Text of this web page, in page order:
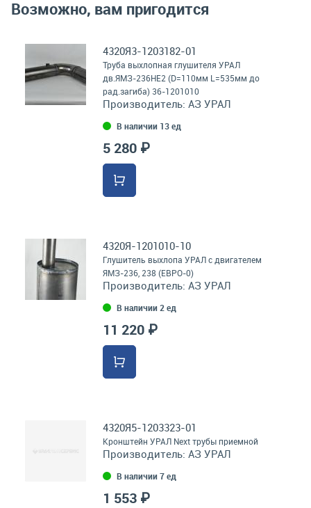
Возможно, вам пригодится
4320Я3-1203182-01
Труба выхлопная глушителя УРАЛ
дв.ЯМЗ-236НЕ2 (D=110мм L=535мм до
рад.загиба) 36-1201010
Производитель: АЗ УРАЛ
В наличии 13 ед
5 280 ₽
4320Я-1201010-10
Глушитель выхлопа УРАЛ с двигателем
ЯМЗ-236, 238 (ЕВРО-0)
Производитель: АЗ УРАЛ
В наличии 2 ед
11 220 ₽
4320Я5-1203323-01
Кронштейн УРАЛ Next трубы приемной
Производитель: АЗ УРАЛ
В наличии 7 ед
1 553 ₽